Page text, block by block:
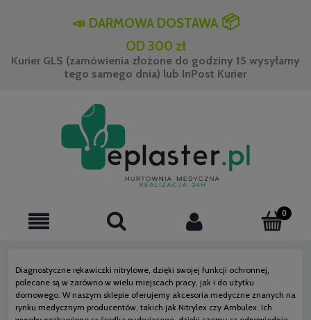
📣 DARMOWA DOSTAWA📦
OD 300 zł
Kurier GLS (zamówienia złożone do godziny 15 wysyłamy
tego samego dnia) lub InPost Kurier
Diagnostyczne rękawiczki nitrylowe, dzięki swojej funkcji ochronnej,
polecane są w zarówno w wielu miejscach pracy, jak i do użytku
domowego. W naszym sklepie oferujemy akcesoria medyczne znanych na
rynku medycznym producentów, takich jak Nitrylex czy Ambulex. Ich